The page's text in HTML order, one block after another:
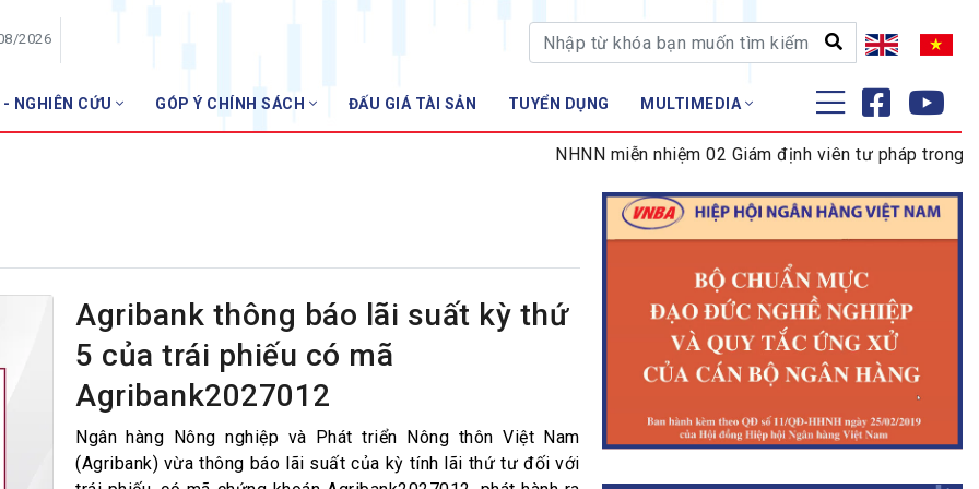
2026
NGHIÊN CỨU GÓP Ý CHÍNH SÁCH ĐẤU GIÁ TÀI SẢN TUYỂN DỤNG MULTIMEDIA
hàng
ĐÀO TẠO - NGHIÊN CỨU
Tập huấn
NHNN miễn nhiệm 02 Giám định viên tư pháp trong lĩnh
Agribank thông báo lãi suất kỳ thứ
5 của trái phiếu có mã
Agribank2027012
Ngân hàng Nông nghiệp và Phát triển Nông thôn Việt Nam
(Agribank) vừa thông báo lãi suất của kỳ tính lãi thứ tư đối với